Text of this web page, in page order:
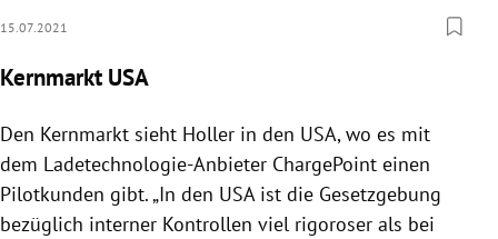
15.07.2021
Kernmarkt USA
Den Kernmarkt sieht Holler in den USA, wo es mit
dem Ladetechnologie-Anbieter ChargePoint einen
Pilotkunden gibt. „In den USA ist die Gesetzgebung
bezüglich interner Kontrollen viel rigoroser als bei